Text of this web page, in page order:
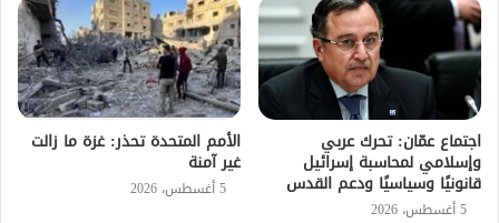
اجتماع عمّان: تحرك عربي
وإسلامي لمحاسبة إسرائيل
قانونيًا وسياسيًا ودعم القدس
5 أغسطس، 2026
الأمم المتحدة تحذر: غزة ما زالت
غير آمنة
5 أغسطس، 2026